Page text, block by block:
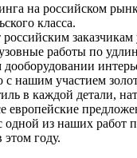
на российском
класса.
работы по
нашим участием
в каждой детали,
из наших работ
году.